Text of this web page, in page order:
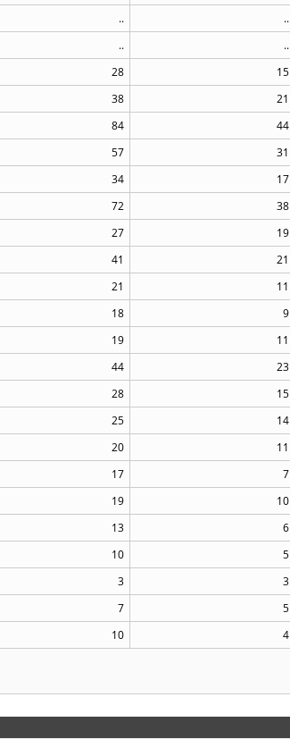
.. ..
.. ..
28 15
38 21
84 44
57 31
34 17
72 38
27 19
41 21
21 11
18 9
19 11
44 23
28 15
25 14
20 11
17 7
19 10
13 6
10 5
3 3
7 5
10 4